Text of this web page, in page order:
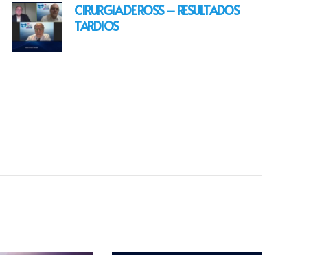
CIRURGIA DE ROSS – RESULTADOS
TARDIOS